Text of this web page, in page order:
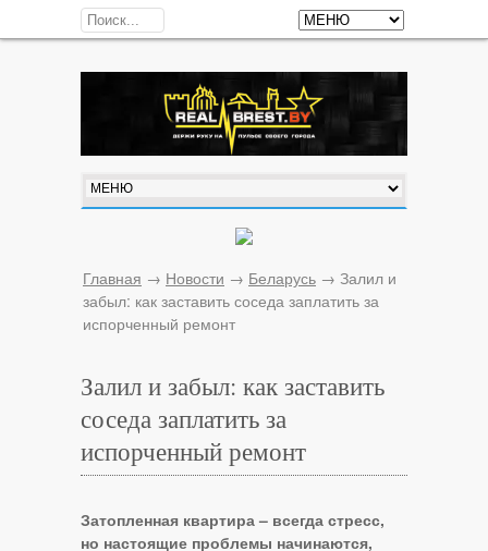
Главная → Новости → Беларусь → Залил и
забыл: как заставить соседа заплатить за
испорченный ремонт
Залил и забыл: как заставить
соседа заплатить за
испорченный ремонт
Затопленная квартира – всегда стресс,
но настоящие проблемы начинаются,